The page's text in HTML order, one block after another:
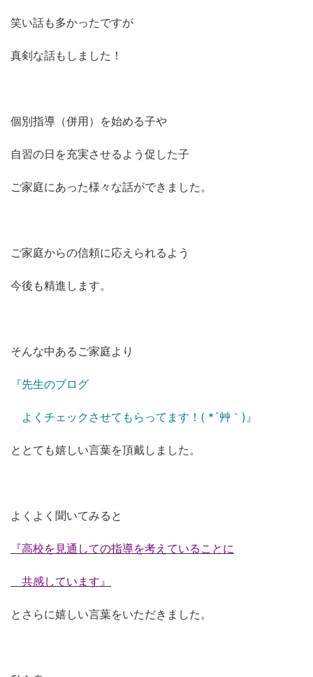
笑い話も多かったですが
真剣な話もしました！
個別指導（併用）を始める子や
自習の日を充実させるよう促した子
ご家庭にあった様々な話ができました。
ご家庭からの信頼に応えられるよう
今後も精進します。
そんな中あるご家庭より
『先生のブログ
よくチェックさせてもらってます！( *´艸｀)』
ととても嬉しい言葉を頂戴しました。
よくよく聞いてみると
『高校を見通しての指導を考えていることに
共感しています』
とさらに嬉しい言葉をいただきました。